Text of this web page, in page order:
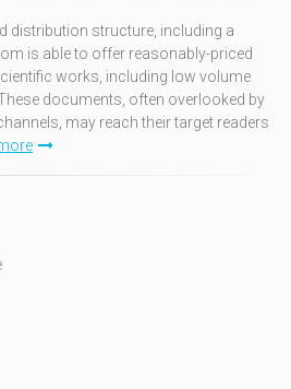
distribution structure, including a
is able to offer reasonably-priced
works, including low volume
documents, often overlooked by
may reach their target readers